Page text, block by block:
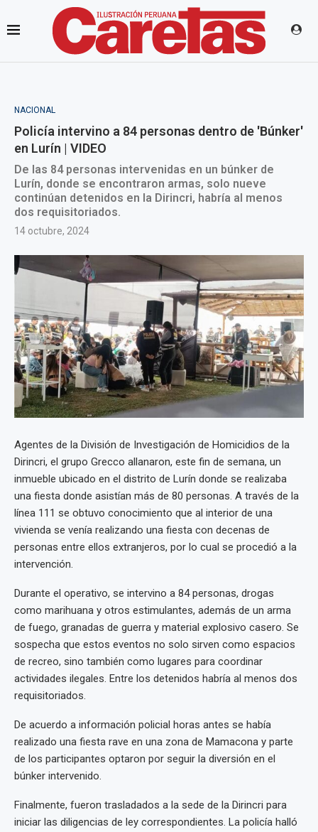
NACIONAL
Policía intervino a 84 personas dentro de 'Búnker'
en Lurín | VIDEO
De las 84 personas intervenidas en un búnker de
Lurín, donde se encontraron armas, solo nueve
continúan detenidos en la Dirincri, habría al menos
dos requisitoriados.
14 octubre, 2024
Agentes de la División de Investigación de Homicidios de la
Dirincri, el grupo Grecco allanaron, este fin de semana, un
inmueble ubicado en el distrito de Lurín donde se realizaba
una fiesta donde asistían más de 80 personas. A través de la
línea 111 se obtuvo conocimiento que al interior de una
vivienda se venía realizando una fiesta con decenas de
personas entre ellos extranjeros, por lo cual se procedió a la
intervención.
Durante el operativo, se intervino a 84 personas, drogas
como marihuana y otros estimulantes, además de un arma
de fuego, granadas de guerra y material explosivo casero. Se
sospecha que estos eventos no solo sirven como espacios
de recreo, sino también como lugares para coordinar
actividades ilegales. Entre los detenidos habría al menos dos
requisitoriados.
De acuerdo a información policial horas antes se había
realizado una fiesta rave en una zona de Mamacona y parte
de los participantes optaron por seguir la diversión en el
búnker intervenido.
Finalmente, fueron trasladados a la sede de la Dirincri para
iniciar las diligencias de ley correspondientes. La policía halló